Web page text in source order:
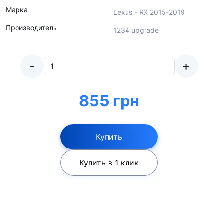
Марка
Производитель
Lexus - RX 2015-2019
1234 upgrade
- +
855 грн
Купить
Купить в 1 клик